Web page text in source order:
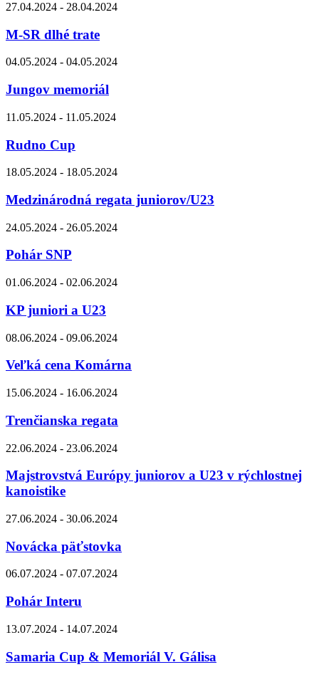
27.04.2024 - 28.04.2024
M-SR dlhé trate
04.05.2024 - 04.05.2024
Jungov memoriál
11.05.2024 - 11.05.2024
Rudno Cup
18.05.2024 - 18.05.2024
Medzinárodná regata juniorov/U23
24.05.2024 - 26.05.2024
Pohár SNP
01.06.2024 - 02.06.2024
KP juniori a U23
08.06.2024 - 09.06.2024
Veľká cena Komárna
15.06.2024 - 16.06.2024
Trenčianska regata
22.06.2024 - 23.06.2024
Majstrovstvá Európy juniorov a U23 v rýchlostnej
kanoistike
27.06.2024 - 30.06.2024
Novácka päťstovka
06.07.2024 - 07.07.2024
Pohár Interu
13.07.2024 - 14.07.2024
Samaria Cup & Memoriál V. Gálisa